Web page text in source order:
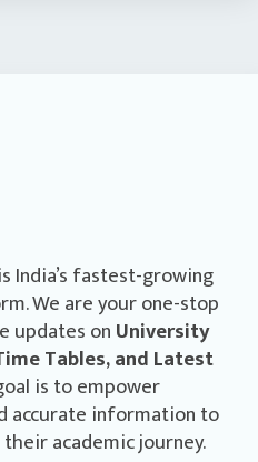
is India’s fastest-growing
We are your one-stop
updates onUniversity
Tables, and Latest
is to empower
accurate information to
academic journey.